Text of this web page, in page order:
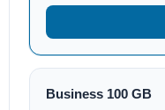
Business 100 GB